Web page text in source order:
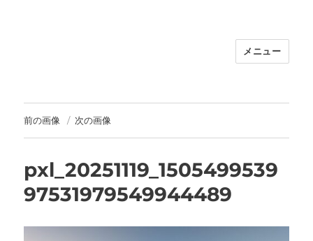
福岡｜天神/今泉/薬院の美容室｜moi
30代からの大人の本気ケアサロン｜オ
フィシャルサイト｜福岡天神エリアで
早朝7時から深夜24時まで営業｜天然
100％ハナヘナ｜湯シャン｜
メニュー
前の画像 次の画像
pxl_20251119_1505499539
97531979549944489